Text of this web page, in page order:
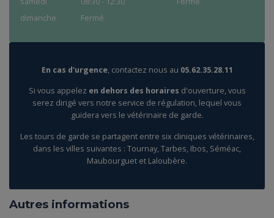
dimanche
Fermé
En cas d'urgence, contactez nous au 05.62.35.28.11
Si vous appelez en dehors des horaires d'ouverture, vous
serez dirigé vers notre service de régulation, lequel vous
guidera vers le vétérinaire de garde.
Les tours de garde se partagent entre six cliniques vétérinaires,
dans les villes suivantes : Tournay, Tarbes, Ibos, Séméac,
Maubourguet et Laloubère.
Autres informations